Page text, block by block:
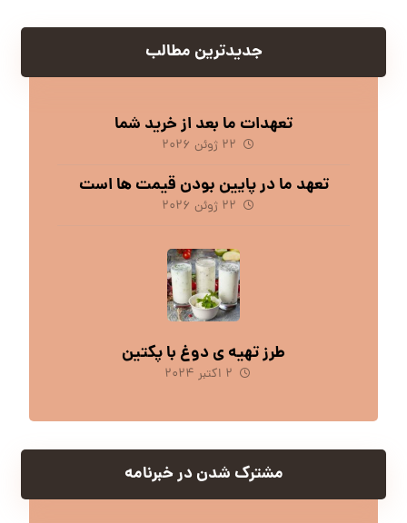
جدیدترین مطالب
تعهدات ما بعد از خرید شما
۲۲ ژوئن ۲۰۲۶
تعهد ما در پایین بودن قیمت ها است
۲۲ ژوئن ۲۰۲۶
طرز تهیه ی دوغ با پکتین
۲ اکتبر ۲۰۲۴
مشترک شدن در خبرنامه